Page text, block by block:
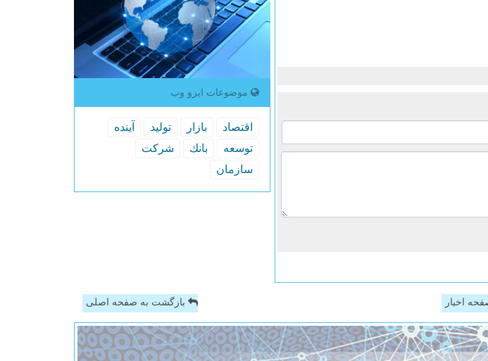
موضوعات ایزو وب
اقتصاد بازار تولید
آینده
توسعه
بانك
شركت
سازمان
اخبار بازگشت به صفحه اصلی